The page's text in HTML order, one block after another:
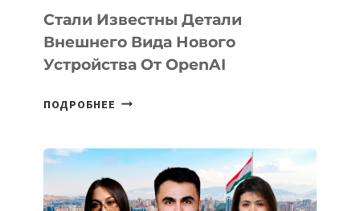
Стали Известны Детали
Внешнего Вида Нового
Устройства От OpenAI
ПОДРОБНЕЕ СТАЛИ
ВНЕШНЕГО
ВИДА
НОВОГО